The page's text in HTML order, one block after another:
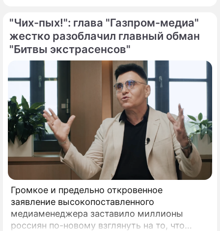
"Чих-пых!": глава "Газпром-медиа"
жестко разоблачил главный обман
"Битвы экстрасенсов"
Громкое и предельно откровенное
заявление высокопоставленного
медиаменеджера заставило миллионы
россиян по-новому взглянуть на то, что